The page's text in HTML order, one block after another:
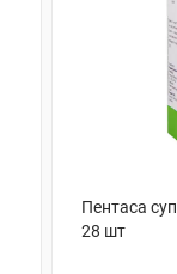
Пентаса
28 шт